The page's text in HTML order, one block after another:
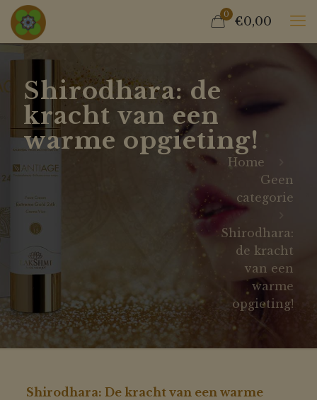
0 €0,00
Shirodhara: de
kracht van een
warme opgieting!
Home
Geen
categorie
Shirodhara:
de kracht
van een
warme
opgieting!
Shirodhara: De kracht van een warme